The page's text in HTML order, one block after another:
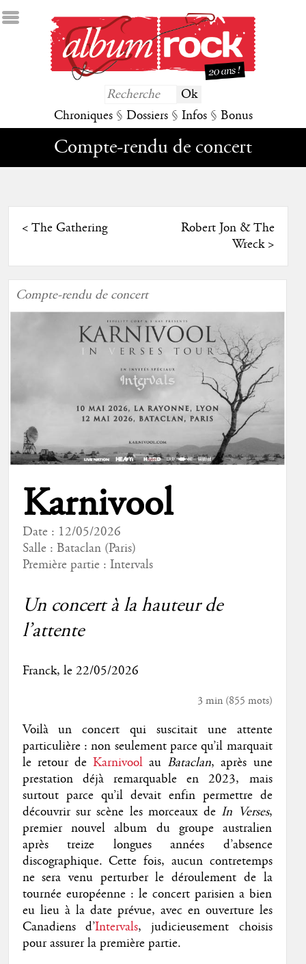
Chroniques § Dossiers § Infos § Bonus
Compte-rendu de concert
< The Gathering
Robert Jon & The
Wreck>
Compte-rendu de concert
Karnivool
Date : 12/05/2026
Salle : Bataclan (Paris)
Première partie : Intervals
Un concert à la hauteur de
l’attente
Franck, le 22/05/2026
3 min(855 mots)
Voilà un concert qui suscitait une attente
particulière : non seulement parce qu’il marquait
le retour de Karnivoolau Bataclan, après une
prestation déjà remarquable en 2023, mais
surtout parce qu’il devait enfin permettre de
découvrir sur scène les morceaux de In Verses,
premier nouvel album du groupe australien
après treize longues années d’absence
discographique. Cette fois, aucun contretemps
ne sera venu perturber le déroulement de la
tournée européenne : le concert parisien a bien
eu lieu à la date prévue, avec en ouverture les
Canadiens d’Intervals, judicieusement choisis
pour assurer la première partie.